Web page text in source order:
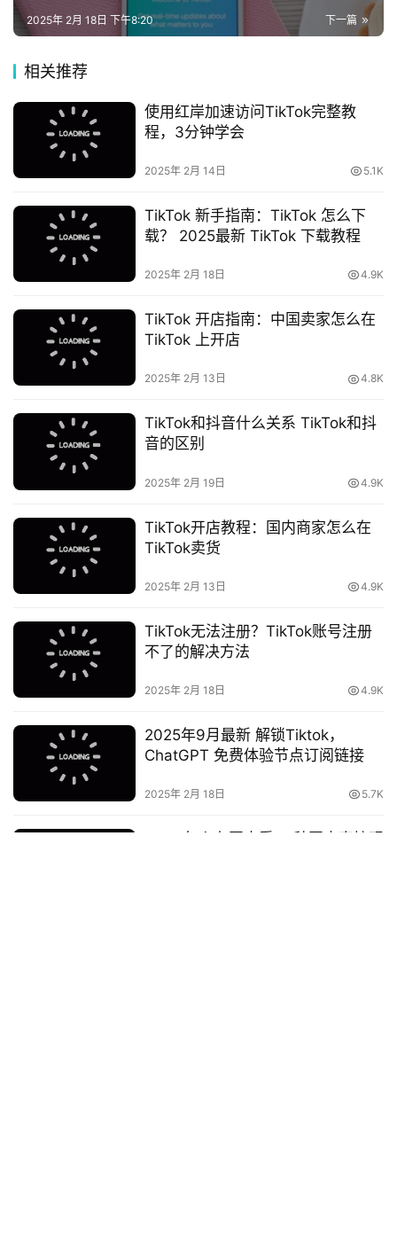
下一篇
2025年 2月 18日 下午8:20
相关推荐
使用红岸加速访问TikTok完整教
程，3分钟学会
2025年 2月 14日 5.1K
TikTok 新手指南：TikTok 怎么下
载？ 2025最新 TikTok 下载教程
2025年 2月 18日 4.9K
TikTok 开店指南：中国卖家怎么在
TikTok 上开店
2025年 2月 13日 4.8K
TikTok和抖音什么关系 TikTok和抖
音的区别
2025年 2月 19日 4.9K
TikTok开店教程：国内商家怎么在
TikTok卖货
2025年 2月 13日 4.9K
TikTok无法注册？TikTok账号注册
不了的解决方法
2025年 2月 18日 4.9K
2025年9月最新 解锁Tiktok，
ChatGPT 免费体验节点订阅链接
2025年 2月 18日 5.7K